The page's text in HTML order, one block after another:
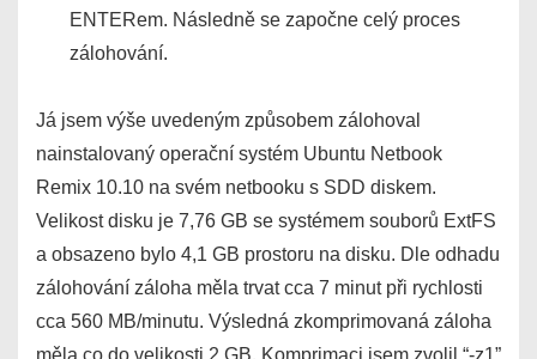
ENTERem. Následně se započne celý proces
zálohování.
Já jsem výše uvedeným způsobem zálohoval
nainstalovaný operační systém Ubuntu Netbook
Remix 10.10 na svém netbooku s SDD diskem.
Velikost disku je 7,76 GB se systémem souborů ExtFS
a obsazeno bylo 4,1 GB prostoru na disku. Dle odhadu
zálohování záloha měla trvat cca 7 minut při rychlosti
cca 560 MB/minutu. Výsledná zkomprimovaná záloha
měla co do velikosti 2 GB. Komprimaci jsem zvolil “-z1”